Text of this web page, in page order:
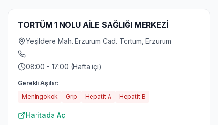
TORTÜM 1 NOLU AİLE SAĞLIĞI MERKEZİ
Yeşildere Mah. Erzurum Cad. Tortum, Erzurum
08:00 - 17:00 (Hafta içi)
Gerekli Aşılar:
Meningokok
Grip Hepatit A Hepatit B
Haritada Aç